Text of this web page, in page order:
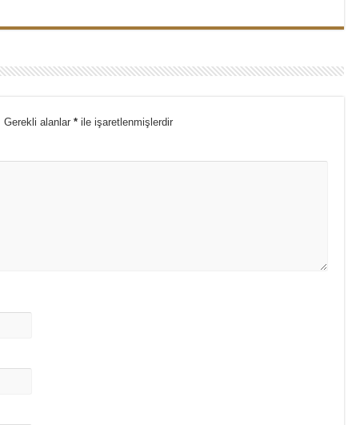
Gerekli alanlar *ile işaretlenmişlerdir